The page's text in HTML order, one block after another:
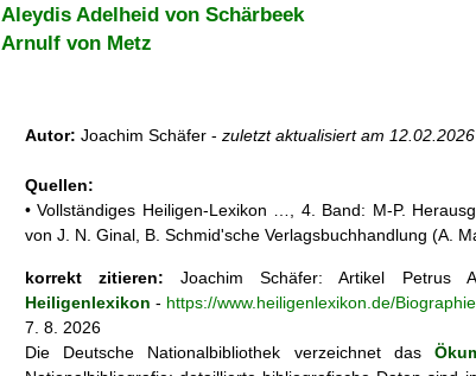
Aleydis Adelheid von Schärbeek
Arnulf von Metz
Autor: Joachim Schäfer - zuletzt aktualisiert am 12.02.2026
Quellen:
• Vollständiges Heiligen-Lexikon …, 4. Band: M-P.
von J. N. Ginal, B. Schmid'sche Verlagsbuchhandlung (A.
korrekt zitieren: Joachim Schäfer: Artikel Petrus
Heiligenlexikon - https://www.heiligenlexikon.de/
7. 8. 2026
Die Deutsche Nationalbibliothek verzeichnet das